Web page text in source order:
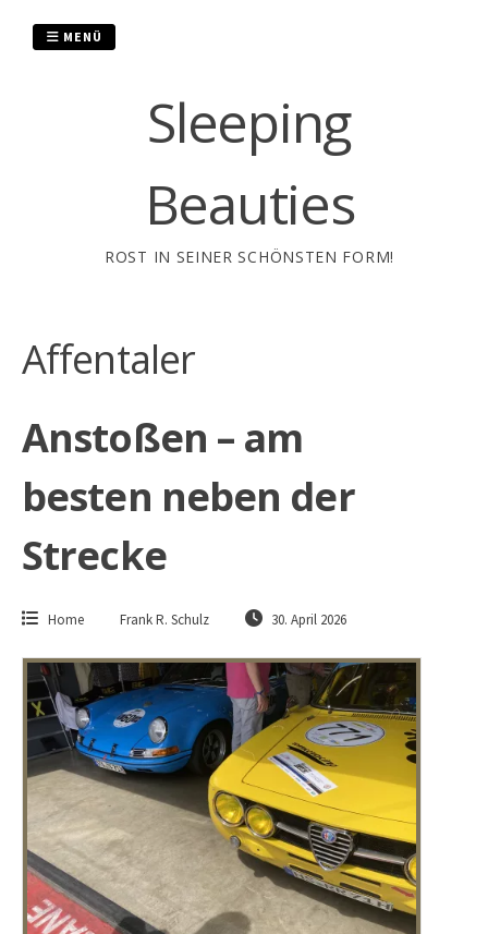
Sleeping
Beauties
ROST IN SEINER SCHÖNSTEN FORM!
MENÜ
Affentaler
Anstoßen – am
besten neben der
Strecke
Home Frank R. Schulz 30. April 2026